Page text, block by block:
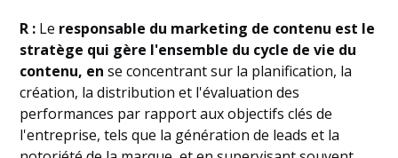
R : Le responsable du marketing de contenu est le
stratège qui gère l'ensemble du cycle de vie du
contenu, ense concentrant sur la planification, la
création, la distribution et l'évaluation des
performances par rapport aux objectifs clés de
l'entreprise, tels que la génération de leads et la